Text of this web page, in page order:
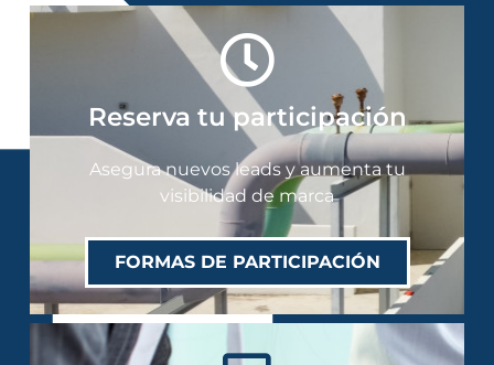
Reserva tu participación
Asegura nuevos leads y aumenta tu
visibilidad de marca
FORMAS DE PARTICIPACIÓN